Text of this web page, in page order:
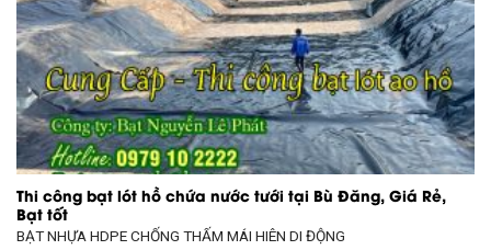
Thi công bạt lót hồ chứa nước tưới tại Bù Đăng, Giá Rẻ,
Bạt tốt
BẠT NHỰA HDPE CHỐNG THẤM MÁI HIÊN DI ĐỘNG